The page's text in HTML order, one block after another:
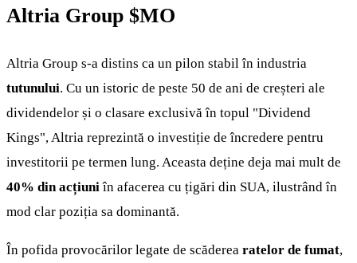
Altria Group $MO
Altria Group s-a distins ca un pilon stabil în industria
tutunului. Cu un istoric de peste 50 de ani de creșteri ale
dividendelor și o clasare exclusivă în topul "Dividend
Kings", Altria reprezintă o investiție de încredere pentru
investitorii pe termen lung. Aceasta deține deja mai mult de
40% din acțiuniîn afacerea cu țigări din SUA, ilustrând în
mod clar poziția sa dominantă.
În pofida provocărilor legate de scăderea ratelor de fumat,